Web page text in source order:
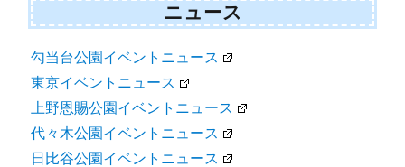
ニュース
勾当台公園イベントニュース
東京イベントニュース
上野恩賜公園イベントニュース
代々木公園イベントニュース
日比谷公園イベントニュース